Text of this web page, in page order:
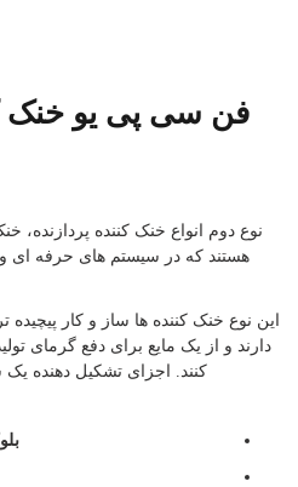
هستند که در سیستم های حرفه ای و
این نوع خنک کننده ها ساز و کار
دارند و از یک مایع برای دفع گرمای
کنند. اجزای تشکیل دهنده یک